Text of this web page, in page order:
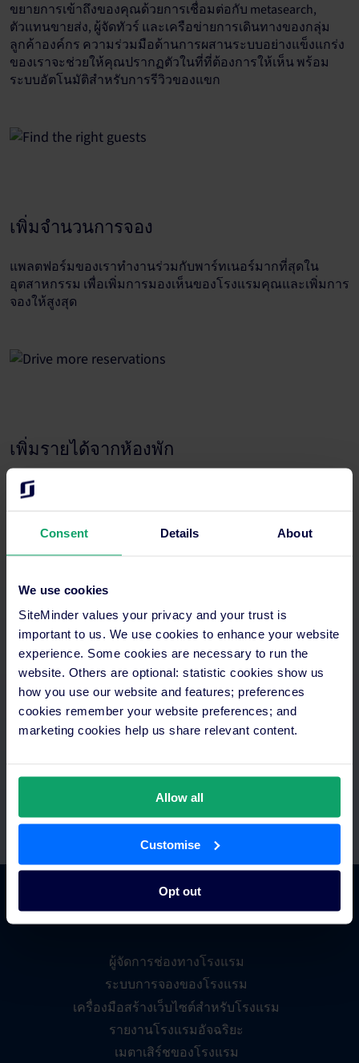
Consent Details About
We use cookies
SiteMinder values your privacy and your trust is
important to us. We use cookies to enhance your website
experience. Some cookies are necessary to run the
website. Others are optional: statistic cookies show us
how you use our website and features; preferences
cookies remember your website preferences; and
marketing cookies help us share relevant content.
Allow all
Customise
Opt out
ขยายการเข้าถึงของคุณด้วยการเชื่อมต่อกับ metasearch,
ตัวแทนขายส่ง, ผู้จัดทัวร์ และเครือข่ายการเดินทางของกลุ่ม
ลูกค้าองค์กร ความร่วมมือด้านการผสานระบบอย่างแข็งแกร่ง
ของเราจะช่วยให้คุณปรากฏตัวในที่ที่ต้องการให้เห็น พร้อม
ระบบอัตโนมัติสำหรับการรีวิวของแขก
เพิ่มจำนวนการจอง
แพลตฟอร์มของเราทำงานร่วมกับพาร์ทเนอร์มากที่สุดใน
อุตสาหกรรม เพื่อเพิ่มการมองเห็นของโรงแรมคุณและเพิ่มการ
จองให้สูงสุด
เพิ่มรายได้จากห้องพัก
มั่นใจในการขายทุกห้อง อัปเดตราคาและแพ็กเกจได้ภายในไม่
จัดการเวลาได้อย่างคุ้มค่า
เข้าถึงทุกอย่างได้จากที่เดียว ตั้งค่าการชำระเงินอัตโนมัติและ
เชื่อมต่อกับเทคโนโลยีที่คุณมีอยู่แล้ว พร้อมทีมสนับสนุนและ
ภาพรวมแพลตฟอร์ม
ผู้จัดการช่องทางโรงแรม
ระบบการจองของโรงแรม
เครื่องมือสร้างเว็บไซต์สำหรับโรงแรม
รายงานโรงแรมอัจฉริยะ
เมตาเสิร์ชของโรงแรม